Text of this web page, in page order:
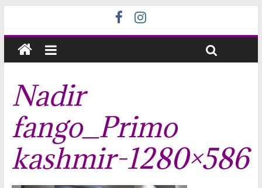
Nadir
fango_Primo
kashmir-1280×586